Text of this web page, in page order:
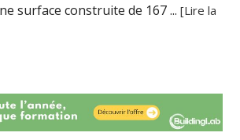
surface construite de 167 ...[Lire la